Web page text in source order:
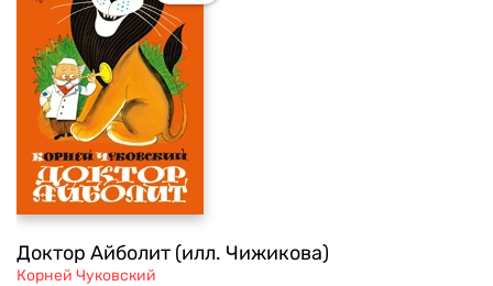
Доктор Айболит (илл. Чижикова)
Корней Чуковский